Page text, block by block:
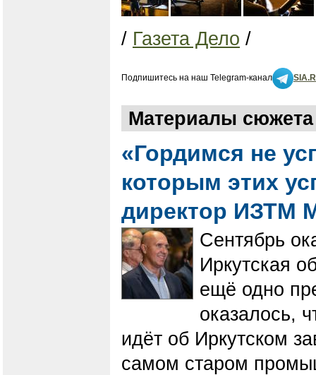
/ Газета Дело /
Подпишитесь на наш Telegram-канал
Материалы
«Гордимся не
которым этих
директор ИЗТМ
Сентябрь
Иркутская
ещё одно
оказалось,
идёт об Иркутском
самом старом